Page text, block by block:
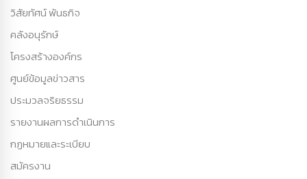
วิสัยทัศน์ พันธกิจ
คลังอนุรักษ์
โครงสร้างองค์กร
ศูนย์ข้อมูลข่าวสาร
ประมวลจริยธรรม
รายงานผลการดำเนินการ
กฏหมายและระเบียบ
สมัครงาน